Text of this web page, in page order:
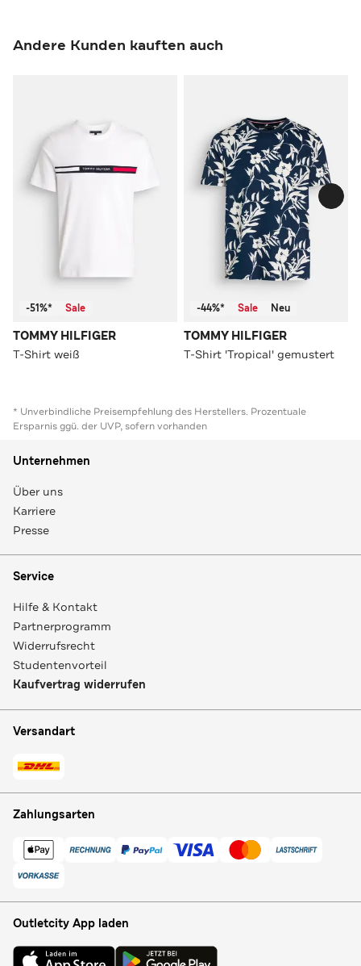
Andere Kunden kauften auch
-51%* Sale
TOMMY HILFIGER
T-Shirt weiß
-44%* Sale Neu
TOMMY HILFIGER
T-Shirt 'Tropical' gemustert
* Unverbindliche Preisempfehlung des Herstellers. Prozentuale
Ersparnis ggü. der UVP, sofern vorhanden
Unternehmen
Über uns
Karriere
Presse
Service
Hilfe & Kontakt
Partnerprogramm
Widerrufsrecht
Studentenvorteil
Kaufvertrag widerrufen
Versandart
Zahlungsarten
Outletcity App laden